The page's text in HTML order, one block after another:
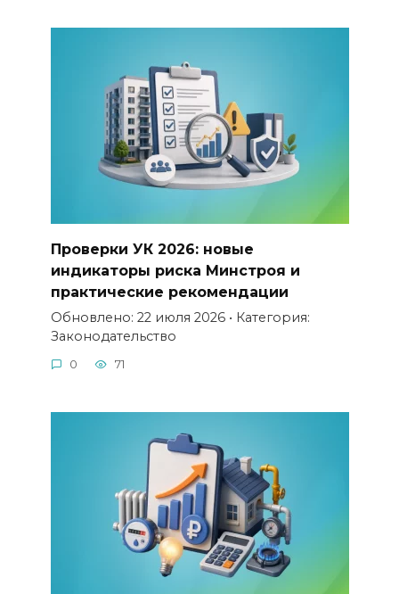
Проверки УК 2026: новые
индикаторы риска Минстроя и
практические рекомендации
Обновлено: 22 июля 2026 • Категория:
Законодательство
0 71